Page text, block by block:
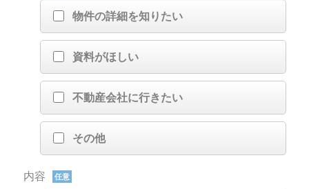
物件の詳細を知りたい
資料がほしい
不動産会社に行きたい
その他
内容 任意